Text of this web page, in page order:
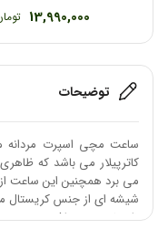
13,990,000
توضیحات
کاترپیلار می باشد که
می برد همچنین این ساعت
شیشه ای از جنس کریستال
تا 100 متر می باشد.